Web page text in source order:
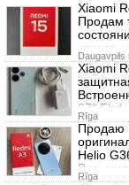
Xiaomi
Продам
стекло, ч
Daugavpils
Xiaomi
67" Fhd
Rīga
Продаю
Helio
Rīga